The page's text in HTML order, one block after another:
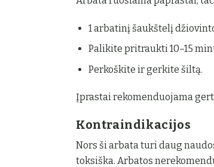
1 arbatinį šaukštelį
Palikite pritraukti 10–15
Perkoškite ir gerkite šiltą.
Įprastai rekomenduojama
Kontraindikacijos
Nors ši arbata turi daug
toksiška. Arbatos